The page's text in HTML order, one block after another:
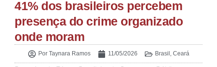
41% dos brasileiros percebem
presença do crime organizado
onde moram
PorTaynara Ramos 11/05/2026 Brasil , Ceará